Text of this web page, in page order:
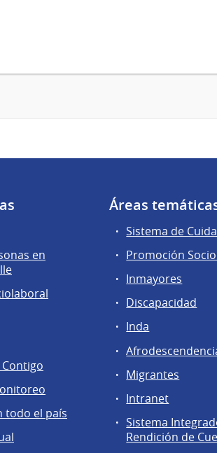
en
todo el país
Áreas
Sistema de
Promoción
Inmayores
Discapacidad
Inda
Migrantes
Intranet
Sistema
Rendición de